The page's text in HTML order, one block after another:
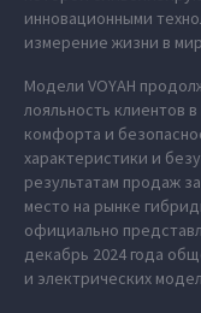
инновационными
измерение жизни в
Модели VOYAH
лояльность клиентов
комфорта и
характеристики и
результатам продаж
место на рынке
официально
декабрь 2024 года
и электрических